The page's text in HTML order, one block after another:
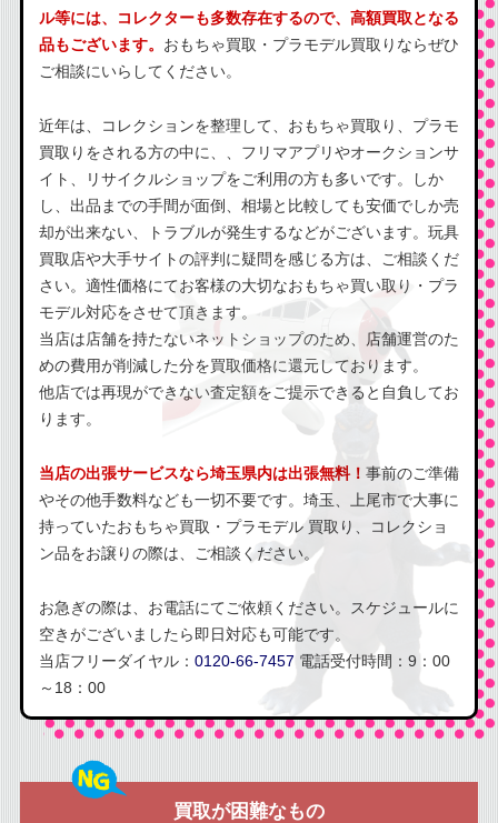
ル等には、コレクターも多数存在するので、高額買取となる
品もございます。 おもちゃ買取・プラモデル買取りならぜひ
ご相談にいらしてください。
近年は、コレクションを整理して、おもちゃ買取り、プラモ
買取りをされる方の中に、、フリマアプリやオークションサ
イト、リサイクルショップをご利用の方も多いです。しか
し、出品までの手間が面倒、相場と比較しても安価でしか売
却が出来ない、トラブルが発生するなどがございます。玩具
買取店や大手サイトの評判に疑問を感じる方は、ご相談くだ
さい。適性価格にてお客様の大切なおもちゃ買い取り・プラ
モデル対応をさせて頂きます。
当店は店舗を持たないネットショップのため、店舗運営のた
めの費用が削減した分を買取価格に還元しております。
他店では再現ができない査定額をご提示できると自負してお
ります。
当店の出張サービスなら埼玉県内は出張無料！ 事前のご準備
やその他手数料なども一切不要です。埼玉、上尾市で大事に
持っていたおもちゃ買取・プラモデル 買取り、コレクショ
ン品をお譲りの際は、ご相談ください。
お急ぎの際は、お電話にてご依頼ください。スケジュールに
空きがございましたら即日対応も可能です。
当店フリーダイヤル： 0120-66-7457 電話受付時間：9：00
～18：00
買取が困難なもの